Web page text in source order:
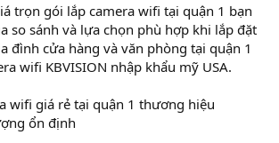
trọn gói lắp camera wifi tại quận 1 bạn
so sánh và lựa chọn phù hợp khi lắp đặt
đình cửa hàng và văn phòng tại quận 1
wifi KBVISION nhập khẩu mỹ USA.
wifi giá rẻ tại quận 1 thương hiệu
ổn định